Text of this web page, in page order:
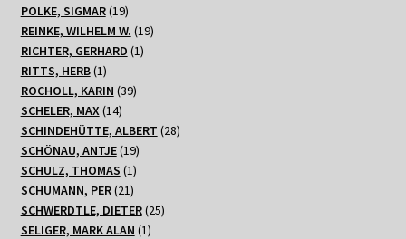
Produkte
POLKE, SIGMAR 1919
Produkte
REINKE, WILHELM W. 1919
RICHTER, GERHARD 11
RITTS, HERB 11
Produkt
ROCHOLL, KARIN 3939
SCHELER, MAX 1414
Produkte
SCHINDEHÜTTE, ALBERT 2828
SCHÖNAU, ANTJE 1919
Produkte
SCHULZ, THOMAS 11
Produkt
SCHUMANN, PER 2121
Produkte
SCHWERDTLE, DIETER 2525
SELIGER, MARK ALAN 11